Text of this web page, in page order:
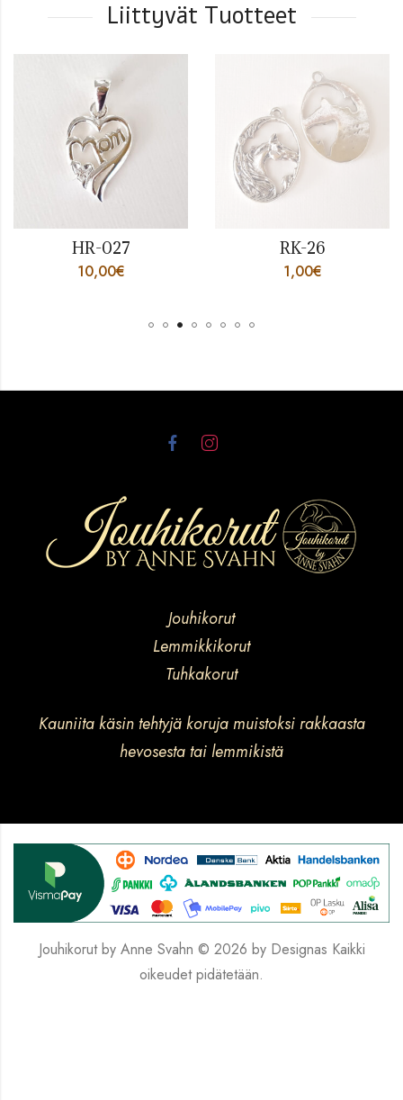
Liittyvät Tuotteet
HR-027
10,00€
RK-26
1,00€
Jouhikorut
Lemmikkikorut
Tuhkakorut
Kauniita käsin tehtyjä koruja muistoksi rakkaasta
hevosesta tai lemmikistä
Jouhikorut by Anne Svahn © 2026 by Designas Kaikki
oikeudet pidätetään.